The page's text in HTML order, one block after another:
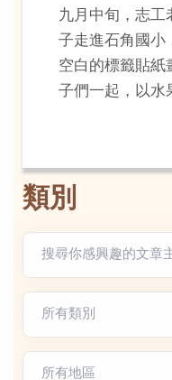
九月中旬，志工
子走進石角國小
空白的標籤貼紙
子們一起，以水
類別
地區篩選